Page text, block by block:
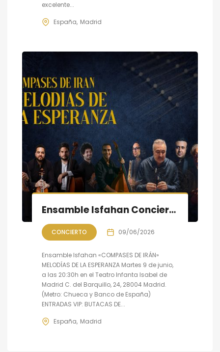
excelente...
España Madrid
Ensamble Isfahan Concierto «COMPASES DE IRÁN»: Melodías de la Esperanza
CONCIERTO 09/06/2026
Ensamble Isfahan «COMPASES DE IRÁN»
MELODÍAS DE LA ESPERANZA Martes 9 de junio,
a las 20:30h en el Teatro Infanta Isabel de
Madrid C. del Barquillo, 24, 28004 Madrid.
(Metro: Chueca y Banco de España)
ENTRADAS VIP: BUTACAS DE...
España Madrid